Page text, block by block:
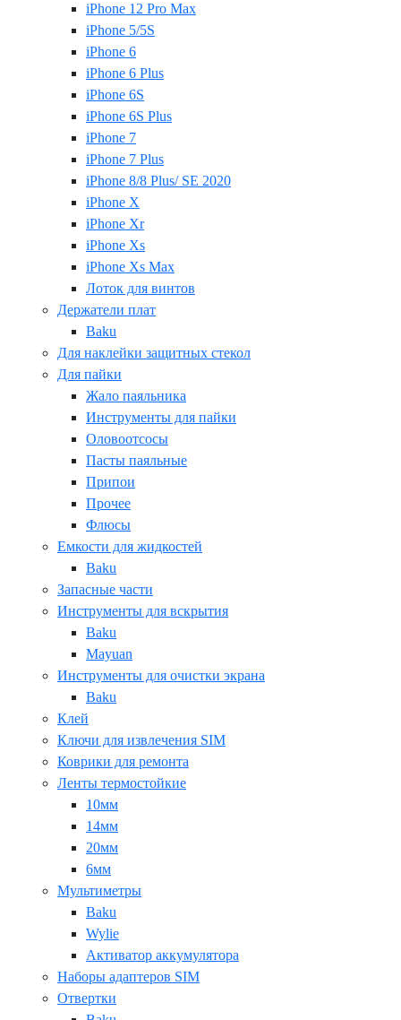
iPhone 12 Pro Max
iPhone 5/5S
iPhone 6
iPhone 6 Plus
iPhone 6S
iPhone 6S Plus
iPhone 7
iPhone 7 Plus
iPhone 8/8 Plus/ SE 2020
iPhone X
iPhone Xr
iPhone Xs
iPhone Xs Max
Лоток для винтов
Держатели плат
Baku
Для наклейки защитных стекол
Для пайки
Жало паяльника
Инструменты для пайки
Оловоотсосы
Пасты паяльные
Припои
Прочее
Флюсы
Емкости для жидкостей
Baku
Запасные части
Инструменты для вскрытия
Baku
Mayuan
Инструменты для очистки экрана
Baku
Клей
Ключи для извлечения SIM
Коврики для ремонта
Ленты термостойкие
10мм
14мм
20мм
6мм
Мультиметры
Baku
Wylie
Активатор аккумулятора
Наборы адаптеров SIM
Отвертки